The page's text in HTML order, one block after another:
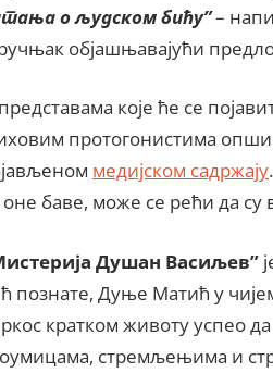
о људском бићу”–
објашњавајући
које ће се
протогонистима
медијском садржају
оне баве, може се рећи да
Душан Васиљев”
познате, Дуње Матић у
кратком животу успео да
стремљењима и